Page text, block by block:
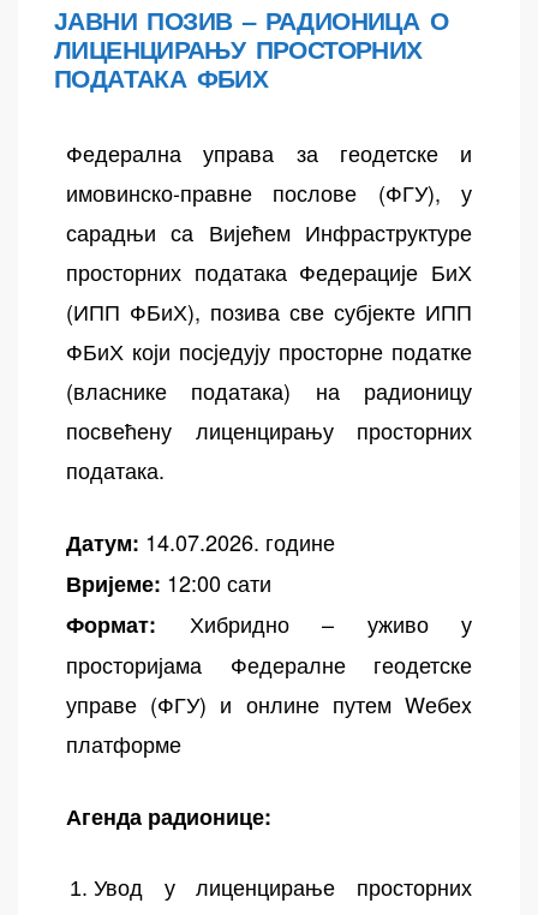
ЈАВНИ ПОЗИВ – РАДИОНИЦА О
ЛИЦЕНЦИРАЊУ ПРОСТОРНИХ
ПОДАТАКА ФБИХ
Федерална управа за геодетске и
имовинско-правне послове (ФГУ), у
сарадњи са Вијећем Инфраструктуре
просторних података Федерације БиХ
(ИПП ФБиХ), позива све субјекте ИПП
ФБиХ који посједују просторне податке
(власнике података) на радионицу
посвећену лиценцирању просторних
података.
Датум: 14.07.2026. године
Вријеме: 12:00 сати
Формат: Хибридно – уживо у
просторијама Федералне геодетске
управе (ФГУ) и онлине путем Wебеx
платформе
Агенда радионице:
Увод у лиценцирање просторних